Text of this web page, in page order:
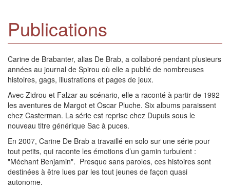
Publications
Carine de Brabanter, alias De Brab, a collaboré pendant plusieurs
années au journal de Spirou où elle a publié de nombreuses
histoires, gags, illustrations et pages de jeux.
Avec Zidrou et Falzar au scénario, elle a raconté à partir de 1992
les aventures de Margot et Oscar Pluche. Six albums paraissent
chez Casterman. La série est reprise chez Dupuis sous le
nouveau titre générique Sac à puces.
En 2007, Carine De Brab a travaillé en solo sur une série pour
tout petits, qui raconte les émotions d’un gamin turbulent :
"Méchant Benjamin". Presque sans paroles, ces histoires sont
destinées à être lues par les tout jeunes de façon quasi
autonome.